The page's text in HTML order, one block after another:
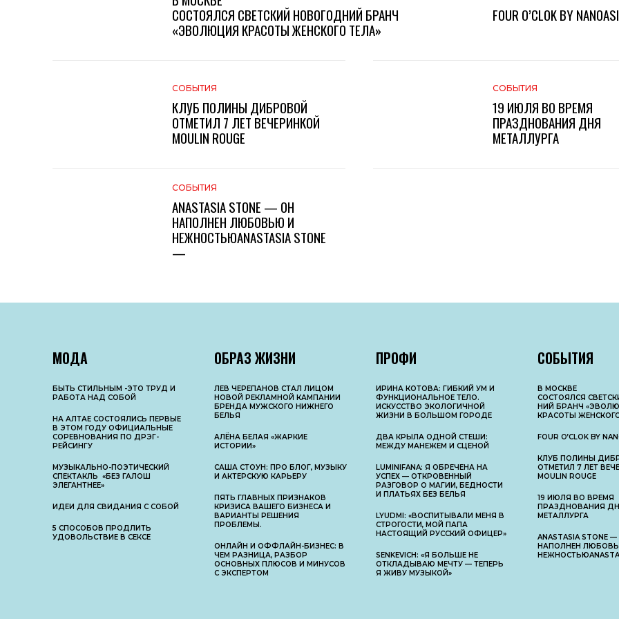
СОСТОЯЛСЯ СВЕТСКИЙ НОВОГОДНИЙ БРАНЧ
«ЭВОЛЮЦИЯ КРАСОТЫ ЖЕНСКОГО ТЕЛА»
FOUR O’CLOK BY
СОБЫТИЯ
КЛУБ ПОЛИНЫ ДИБРОВОЙ
ОТМЕТИЛ 7 ЛЕТ ВЕЧЕРИНКОЙ
MOULIN ROUGE
СОБЫТИЯ
19 ИЮЛЯ ВО ВРЕМЯ
ПРАЗДНОВАНИЯ ДНЯ
МЕТАЛЛУРГА
СОБЫТИЯ
ANASTASIA STONE — ОН
НАПОЛНЕН ЛЮБОВЬЮ И
НЕЖНОСТЬЮANASTASIA STONE
—
МОДА
БЫТЬ СТИЛЬНЫМ -ЭТО ТРУД И
РАБОТА НАД СОБОЙ
НА АЛТАЕ СОСТОЯЛИСЬ ПЕРВЫЕ
В ЭТОМ ГОДУ ОФИЦИАЛЬНЫЕ
СОРЕВНОВАНИЯ ПО ДРЭГ-
РЕЙСИНГУ
МУЗЫКАЛЬНО-ПОЭТИЧЕСКИЙ
СПЕКТАКЛЬ «БЕЗ ГАЛОШ
ЭЛЕГАНТНЕЕ»
ИДЕИ ДЛЯ СВИДАНИЯ С СОБОЙ
5 СПОСОБОВ ПРОДЛИТЬ
УДОВОЛЬСТВИЕ В СЕКСЕ
ОБРАЗ ЖИЗНИ
ЛЕВ ЧЕРЕПАНОВ СТАЛ ЛИЦОМ
НОВОЙ РЕКЛАМНОЙ КАМПАНИИ
БРЕНДА МУЖСКОГО НИЖНЕГО
БЕЛЬЯ
АЛЁНА БЕЛАЯ «ЖАРКИЕ
ИСТОРИИ»
САША СТОУН: ПРО БЛОГ, МУЗЫКУ
И АКТЕРСКУЮ КАРЬЕРУ
ПЯТЬ ГЛАВНЫХ ПРИЗНАКОВ
КРИЗИСА ВАШЕГО БИЗНЕСА И
ВАРИАНТЫ РЕШЕНИЯ
ПРОБЛЕМЫ.
ОНЛАЙН И ОФФЛАЙН-БИЗНЕС: В
ЧЕМ РАЗНИЦА, РАЗБОР
ОСНОВНЫX ПЛЮСОВ И МИНУСОВ
С ЭКСПЕРТОМ
ПРОФИ
ИРИНА КОТОВА: ГИБКИЙ УМ И
ФУНКЦИОНАЛЬНОЕ ТЕЛО.
ИСКУССТВО ЭКОЛОГИЧНОЙ
ЖИЗНИ В БОЛЬШОМ ГОРОДЕ
ДВА КРЫЛА ОДНОЙ СТЕШИ:
МЕЖДУ МАНЕЖЕМ И СЦЕНОЙ
LUMINIFANA: Я ОБРЕЧЕНА НА
УСПЕХ — ОТКРОВЕННЫЙ
РАЗГОВОР О МАГИИ, БЕДНОСТИ
И ПЛАТЬЯХ БЕЗ БЕЛЬЯ
LYUDMI: «ВОСПИТЫВАЛИ МЕНЯ В
СТРОГОСТИ, МОЙ ПАПА
НАСТОЯЩИЙ РУССКИЙ ОФИЦЕР»
SENKEVICH: «Я БОЛЬШЕ НЕ
ОТКЛАДЫВАЮ МЕЧТУ — ТЕПЕРЬ
Я ЖИВУ МУЗЫКОЙ»
СОБЫТИЯ
В МОСКВЕ
СОСТОЯЛСЯ
НИЙ БРАНЧ
КРАСОТЫ
FOUR O’CLOK BY
КЛУБ ПОЛИНЫ
ОТМЕТИЛ 7 ЛЕТ
MOULIN ROUGE
19 ИЮЛЯ ВО ВРЕМЯ
ПРАЗДНОВАНИЯ
МЕТАЛЛУРГА
ANASTASIA STONE
НАПОЛНЕН